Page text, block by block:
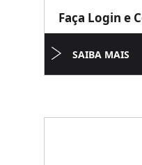
Faça Login e
SAIBA MAIS